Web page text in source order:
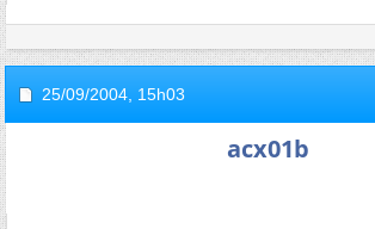
25/09/2004, 15h03
acx01b